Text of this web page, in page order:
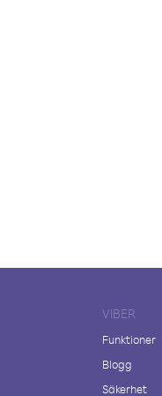
VIBER
Funktioner
Blogg
Säkerhet